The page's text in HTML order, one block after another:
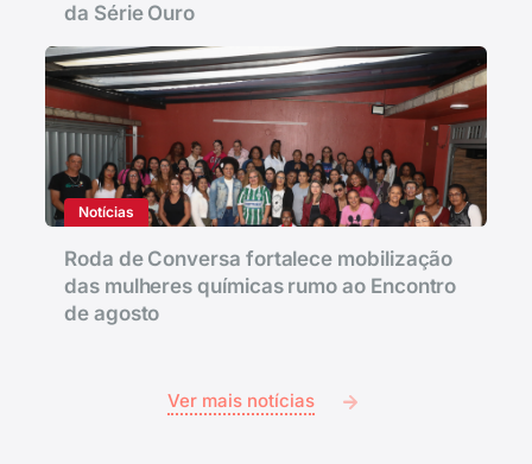
da Série Ouro
Notícias
Roda de Conversa fortalece mobilização
das mulheres químicas rumo ao Encontro
de agosto
Ver mais notícias